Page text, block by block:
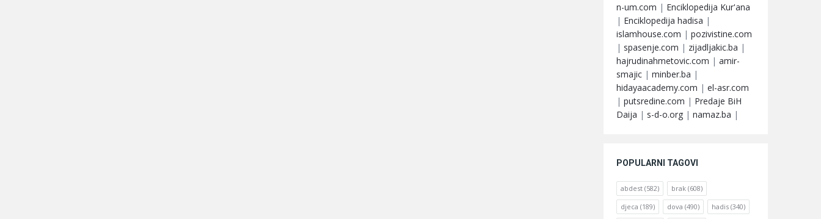
n-um.com | Enciklopedija Kur'ana
| Enciklopedija hadisa |
islamhouse.com | pozivistine.com
| spasenje.com | zijadljakic.ba |
hajrudinahmetovic.com | amir-
smajic | minber.ba |
hidayaacademy.com | el-asr.com
| putsredine.com | Predaje BiH
Daija | s-d-o.org | namaz.ba |
POPULARNI TAGOVI
abdest (582) brak (608)
djeca (189) dova (490) hadis (340)